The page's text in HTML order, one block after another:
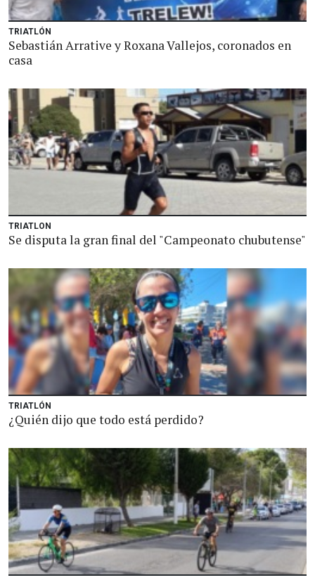
TRIATLÓN
Sebastián Arrative y Roxana Vallejos, coronados en
casa
TRIATLON
Se disputa la gran final del "Campeonato chubutense"
TRIATLÓN
¿Quién dijo que todo está perdido?